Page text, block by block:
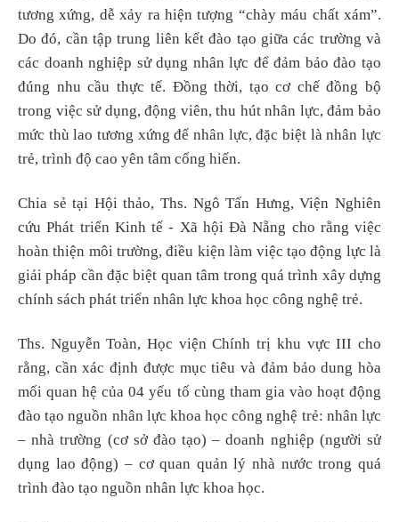
tương xứng, dễ xảy ra hiện tượng “chày máu chất xám”.
Do đó, cần tập trung liên kết đào tạo giữa các trường và
các doanh nghiệp sử dụng nhân lực để đảm bảo đào tạo
đúng nhu cầu thực tế. Đồng thời, tạo cơ chế đồng bộ
trong việc sử dụng, động viên, thu hút nhân lực, đảm bảo
mức thù lao tương xứng để nhân lực, đặc biệt là nhân lực
trẻ, trình độ cao yên tâm cống hiến.
Chia sẻ tại Hội thảo, Ths. Ngô Tấn Hưng, Viện Nghiên
cứu Phát triển Kinh tế - Xã hội Đà Nẵng cho rằng việc
hoàn thiện môi trường, điều kiện làm việc tạo động lực là
giải pháp cần đặc biệt quan tâm trong quá trình xây dựng
chính sách phát triển nhân lực khoa học công nghệ trẻ.
Ths. Nguyễn Toàn, Học viện Chính trị khu vực III cho
rằng, cần xác định được mục tiêu và đảm bảo dung hòa
mối quan hệ của 04 yếu tố cùng tham gia vào hoạt động
đào tạo nguồn nhân lực khoa học công nghệ trẻ: nhân lực
– nhà trường (cơ sở đào tạo) – doanh nghiệp (người sử
dụng lao động) – cơ quan quản lý nhà nước trong quá
trình đào tạo nguồn nhân lực khoa học.